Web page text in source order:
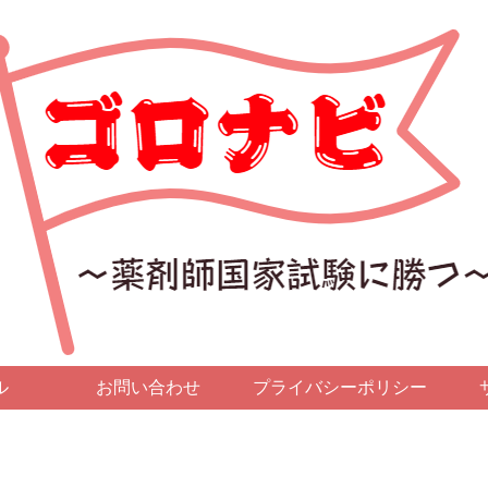
お問い合わせ プライバシーポリシー